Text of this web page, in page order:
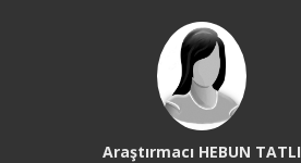
Araştırmacı HEBUN TATLI